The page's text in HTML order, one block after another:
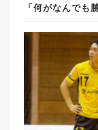
「何がなんで